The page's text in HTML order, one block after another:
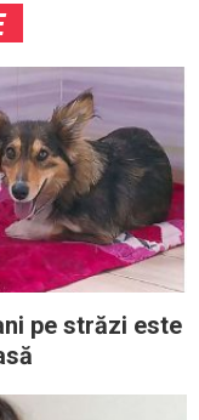
pe străzi este